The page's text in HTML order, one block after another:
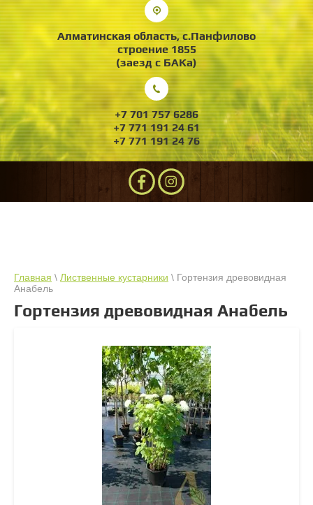
Алматинская область, с.Панфилово
строение 1855
(заезд с БАКа)
+7 701 757 6286
+7 771 191 24 61
+7 771 191 24 76
Главная \ Лиственные кустарники \ Гортензия древовидная
Анабель
Гортензия древовидная Анабель